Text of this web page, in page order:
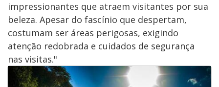
impressionantes que atraem visitantes por sua
beleza. Apesar do fascínio que despertam,
costumam ser áreas perigosas, exigindo
atenção redobrada e cuidados de segurança
nas visitas."